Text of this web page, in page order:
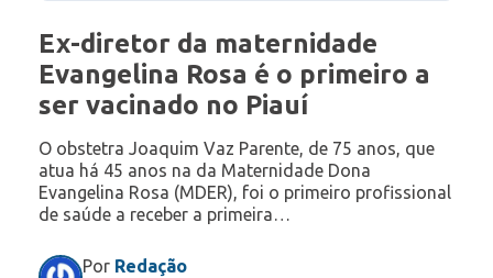
Ex-diretor da maternidade
Evangelina Rosa é o primeiro a
ser vacinado no Piauí
O obstetra Joaquim Vaz Parente, de 75 anos, que
atua há 45 anos na da Maternidade Dona
Evangelina Rosa (MDER), foi o primeiro profissional
de saúde a receber a primeira…
Por Redação